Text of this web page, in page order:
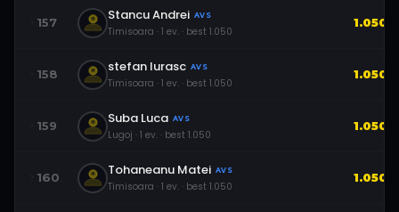
157 Stancu Andrei AVS
Timisoara · 1 ev. · best 1.050
1.050
158 stefan Iurasc AVS
Timisoara · 1 ev. · best 1.050
1.050
159 Suba Luca AVS
Lugoj · 1 ev. · best 1.050
1.050
160 Tohaneanu Matei AVS
Timisoara · 1 ev. · best 1.050
1.050